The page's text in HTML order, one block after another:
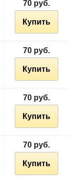
70 руб.
Купить
70 руб.
Купить
70 руб.
Купить
70 руб.
Купить